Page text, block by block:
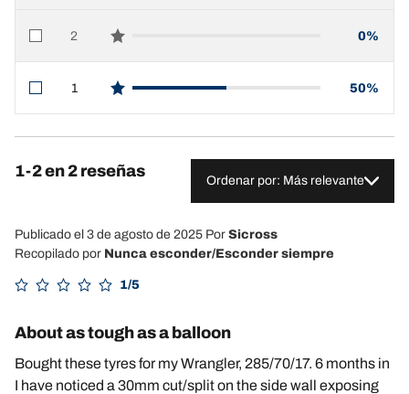
2
star reviews
0%
1
star reviews
50%
1-2 en 2 reseñas
Ordenar por: Más relevante
Publicado el 3 de agosto de 2025 Por Sicross
Recopilado por Nunca esconder/Esconder siempre
1/5
About as tough as a balloon
Bought these tyres for my Wrangler, 285/70/17. 6 months in
I have noticed a 30mm cut/split on the side wall exposing